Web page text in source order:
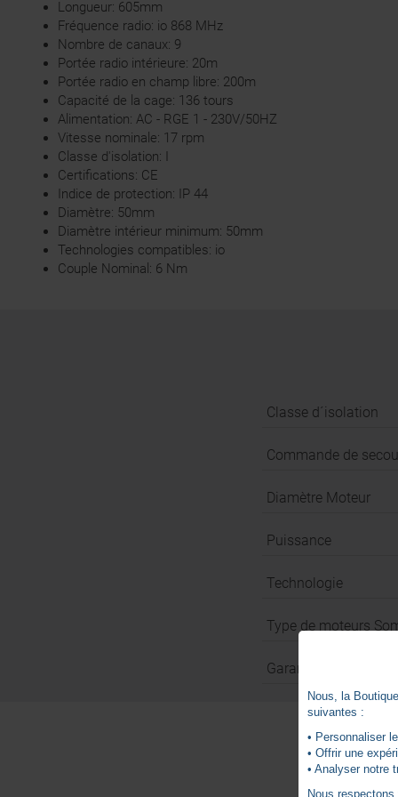
Longueur: 605mm
Fréquence radio: io 868 MHz
Nombre de canaux: 9
Portée radio intérieure: 20m
Portée radio en champ libre: 200m
Capacité de la cage: 136 tours
Alimentation: AC - RGE 1 - 230V/50HZ
Vitesse nominale: 17 rpm
Classe d'isolation: I
Certifications: CE
Indice de protection: IP 44
Diamètre: 50mm
Diamètre intérieur minimum: 50mm
Technologies compatibles: io
Couple Nominal: 6 Nm
Classe d´isolation
Commande de
Diamètre Moteur
Puissance
Technologie
Type de moteurs
Garantie
Nous, la
suivantes :
• Personnaliser
• Offrir une
• Analyser notre
Nous